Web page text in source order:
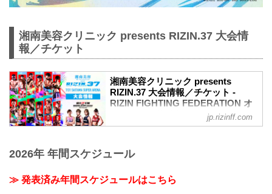
湘南美容クリニック presents RIZIN.37 大会情
報／チケット
湘南美容クリニック presents
RIZIN.37 大会情報／チケット -
RIZIN FIGHTING FEDERATION オ
RIZIN.37 in SAITAMA SUPER ARENA
大会概要
jp.rizinff.com
2026年 年間スケジュール
≫ 発表済み年間スケジュールはこちら